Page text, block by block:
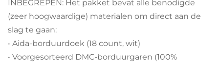
INBEGREPEN: Het pakket bevat alle benodigde
(zeer hoogwaardige) materialen om direct aan de
slag te gaan:
• Aida-borduurdoek (18 count, wit)
• Voorgesorteerd DMC-borduurgaren (100%